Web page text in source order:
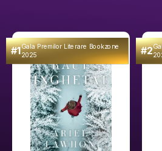
#1Gala Premilor Literare Bookzone
2025 #2